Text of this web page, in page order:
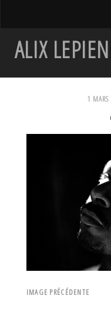
ALIX
1
IMAGE PRÉCÉDENTE